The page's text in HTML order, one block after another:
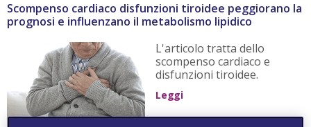
Scompenso cardiaco disfunzioni tiroidee peggiorano la
prognosi e influenzano il metabolismo lipidico
L'articolo tratta dello
scompenso cardiaco e
disfunzioni tiroidee.
Leggi